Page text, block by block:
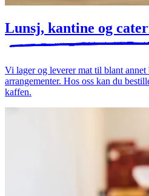
Lunsj, kantine og
Vi lager og leverer mat til blant
arrangementer. Hos oss kan du
kaffen.